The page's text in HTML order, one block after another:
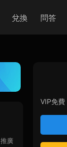
兌換 問答
推廣
VIP免費